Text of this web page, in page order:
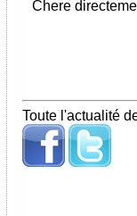
Chere
Toute l'actualité